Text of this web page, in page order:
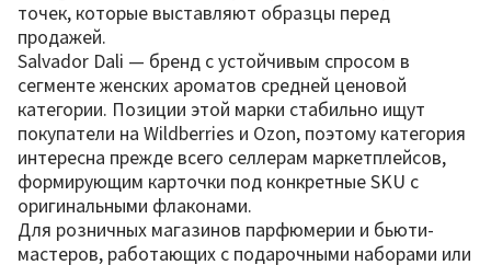
точек, которые выставляют образцы перед
продажей.
Salvador Dali — бренд с устойчивым спросом в
сегменте женских ароматов средней ценовой
категории. Позиции этой марки стабильно ищут
покупатели на Wildberries и Ozon, поэтому категория
интересна прежде всего селлерам маркетплейсов,
формирующим карточки под конкретные SKU с
оригинальными флаконами.
Для розничных магазинов парфюмерии и бьюти-
мастеров, работающих с подарочными наборами или